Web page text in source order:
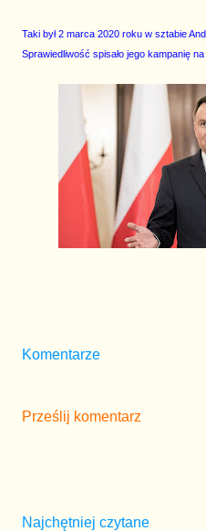
Taki był 2 marca 2020 roku w sztabie
Sprawiedliwość spisało jego kampanię na
Komentarze
Prześlij komentarz
Najchętniej czytane